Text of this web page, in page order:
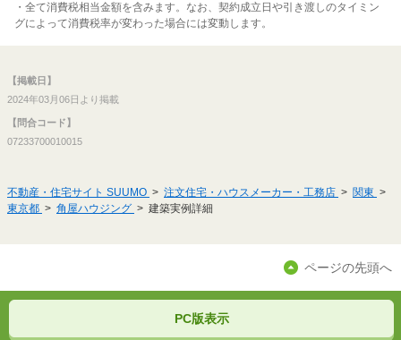
・全て消費税相当金額を含みます。なお、契約成立日や引き渡しのタイミン
グによって消費税率が変わった場合には変動します。
【掲載日】
2024年03月06日より掲載
【問合コード】
07233700010015
不動産・住宅サイト SUUMO 注文住宅・ハウスメーカー・工務店
関東
東京都
角屋ハウジング 建築実例詳細
ページの先頭へ
PC版表示